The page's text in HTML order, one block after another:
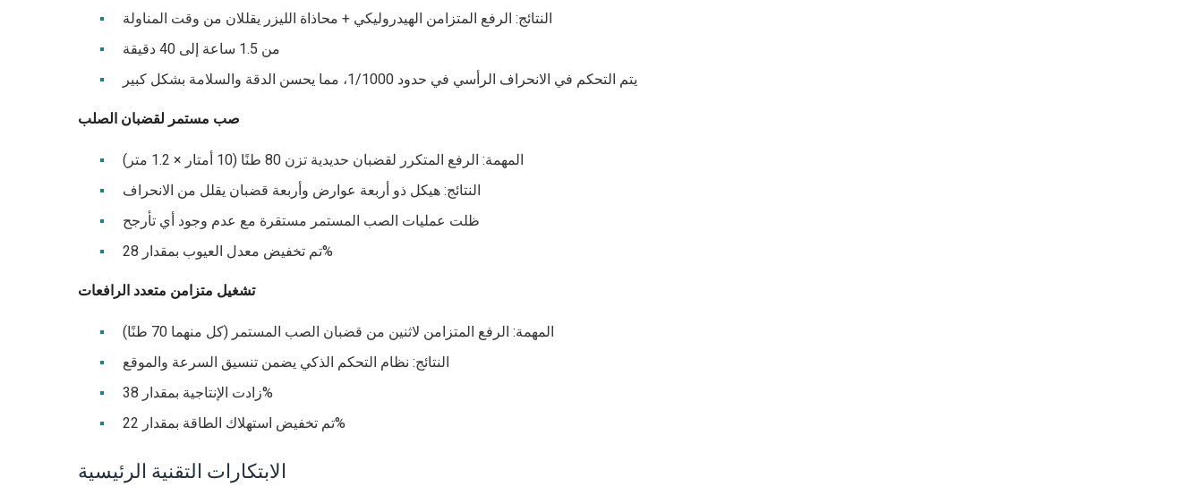
النتائج: الرفع المتزامن الهيدروليكي + محاذاة الليزر يقللان من وقت المناولة
من 1.5 ساعة إلى 40 دقيقة
يتم التحكم في الانحراف الرأسي في حدود 1/1000، مما يحسن الدقة والسلامة بشكل كبير
صب مستمر لقضبان الصلب
المهمة: الرفع المتكرر لقضبان حديدية تزن 80 طنًا (10 أمتار × 1.2 متر)
النتائج: هيكل ذو أربعة عوارض وأربعة قضبان يقلل من الانحراف
ظلت عمليات الصب المستمر مستقرة مع عدم وجود أي تأرجح
تم تخفيض معدل العيوب بمقدار 28%
تشغيل متزامن متعدد الرافعات
المهمة: الرفع المتزامن لاثنين من قضبان الصب المستمر (كل منهما 70 طنًا)
النتائج: نظام التحكم الذكي يضمن تنسيق السرعة والموقع
زادت الإنتاجية بمقدار 38%
تم تخفيض استهلاك الطاقة بمقدار 22%
الابتكارات التقنية الرئيسية